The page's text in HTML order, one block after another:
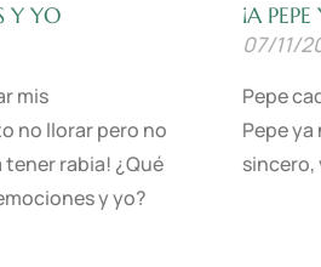
Y YO
mis
no llorar pero no
rabia! ¿Qué
y yo?
¡A
07/11/
Pepe
Pepe
sincero,